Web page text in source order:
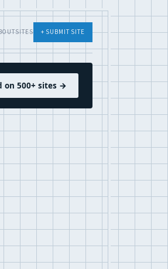
SITES + SUBMIT SITE
on 500+ sites →